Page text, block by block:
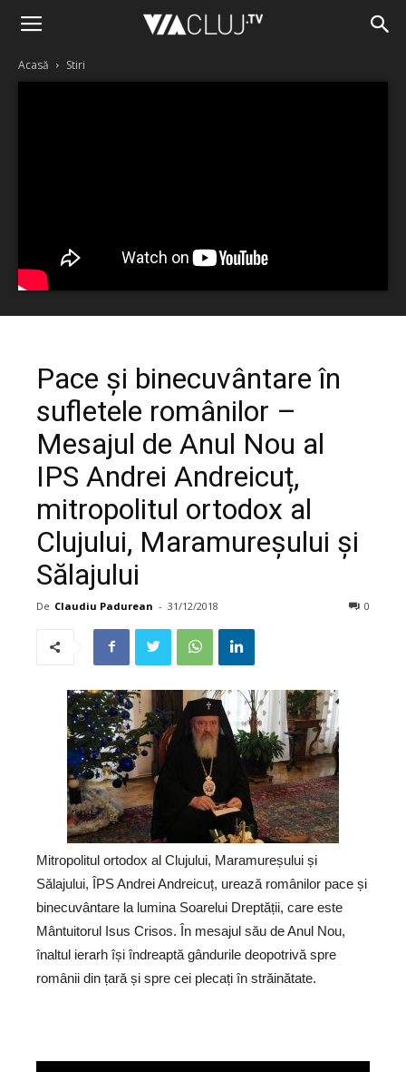
Acasă Stiri
Pace și binecuvântare în
sufletele românilor –
Mesajul de Anul Nou al
IPS Andrei Andreicuț,
mitropolitul ortodox al
Clujului, Maramureșului și
Sălajului
De Claudiu Padurean - 31/12/2018 0
Mitropolitul ortodox al Clujului, Maramureșului și
Sălajului, ÎPS Andrei Andreicuț, urează românilor pace și
binecuvântare la lumina Soarelui Dreptății, care este
Mântuitorul Isus Crisos. În mesajul său de Anul Nou,
înaltul ierarh își îndreaptă gândurile deopotrivă spre
românii din țară și spre cei plecați în străinătate.